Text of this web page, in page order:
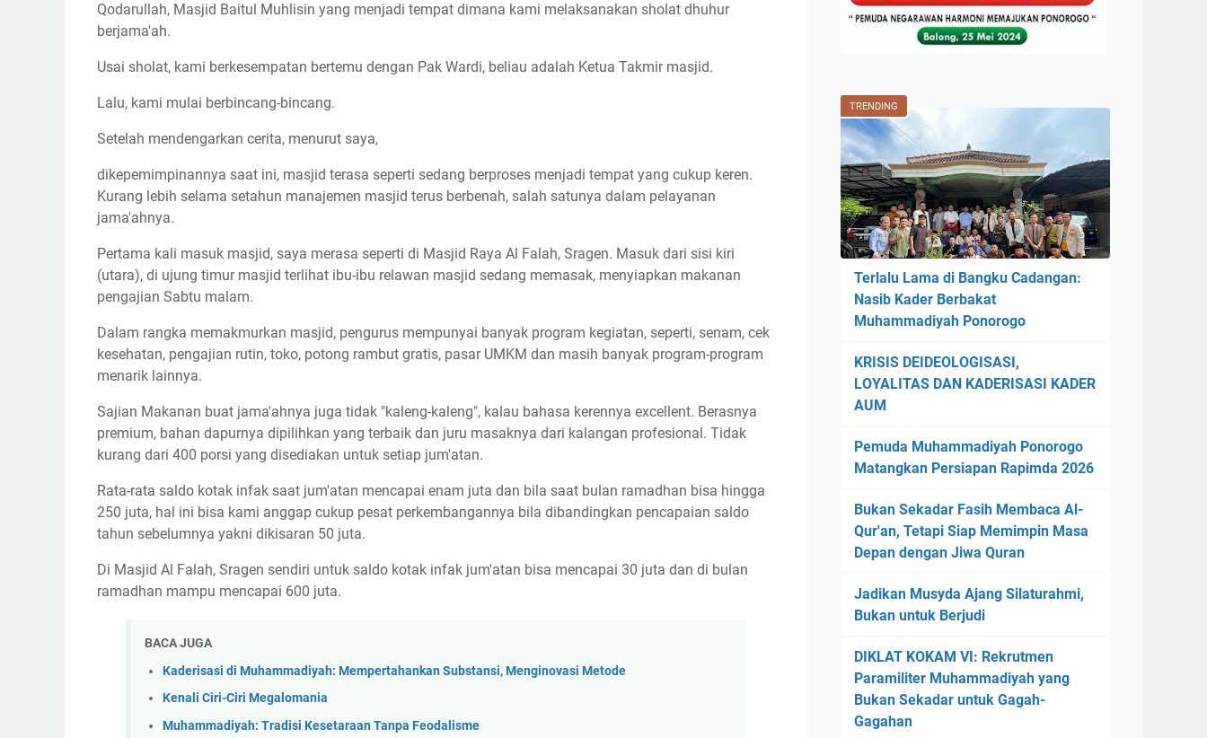
Qodarullah, Masjid Baitul Muhlisin yang menjadi tempat dimana kami melaksanakan sholat dhuhur
berjama'ah.
Usai sholat, kami berkesempatan bertemu dengan Pak Wardi, beliau adalah Ketua Takmir masjid.
Lalu, kami mulai berbincang-bincang.
Setelah mendengarkan cerita, menurut saya,
dikepemimpinannya saat ini, masjid terasa seperti sedang berproses menjadi tempat yang cukup keren.
Kurang lebih selama setahun manajemen masjid terus berbenah, salah satunya dalam pelayanan
jama'ahnya.
Pertama kali masuk masjid, saya merasa seperti di Masjid Raya Al Falah, Sragen. Masuk dari sisi kiri
(utara), di ujung timur masjid terlihat ibu-ibu relawan masjid sedang memasak, menyiapkan makanan
pengajian Sabtu malam.
Dalam rangka memakmurkan masjid, pengurus mempunyai banyak program kegiatan, seperti, senam, cek
kesehatan, pengajian rutin, toko, potong rambut gratis, pasar UMKM dan masih banyak program-program
menarik lainnya.
Sajian Makanan buat jama'ahnya juga tidak "kaleng-kaleng", kalau bahasa kerennya excellent. Berasnya
premium, bahan dapurnya dipilihkan yang terbaik dan juru masaknya dari kalangan profesional. Tidak
kurang dari 400 porsi yang disediakan untuk setiap jum'atan.
Rata-rata saldo kotak infak saat jum'atan mencapai enam juta dan bila saat bulan ramadhan bisa hingga
250 juta, hal ini bisa kami anggap cukup pesat perkembangannya bila dibandingkan pencapaian saldo
tahun sebelumnya yakni dikisaran 50 juta.
Di Masjid Al Falah, Sragen sendiri untuk saldo kotak infak jum'atan bisa mencapai 30 juta dan di bulan
ramadhan mampu mencapai 600 juta.
BACA JUGA
Kaderisasi di Muhammadiyah: Mempertahankan Substansi, Menginovasi Metode
Kenali Ciri-Ciri Megalomania
Muhammadiyah: Tradisi Kesetaraan Tanpa Feodalisme
TRENDING
Terlalu Lama di Bangku Cadangan:
Nasib Kader Berbakat
Muhammadiyah Ponorogo
KRISIS DEIDEOLOGISASI,
LOYALITAS DAN KADERISASI KADER
AUM
Pemuda Muhammadiyah Ponorogo
Matangkan Persiapan Rapimda 2026
Bukan Sekadar Fasih Membaca Al-
Qur'an, Tetapi Siap Memimpin Masa
Depan dengan Jiwa Quran
Jadikan Musyda Ajang Silaturahmi,
Bukan untuk Berjudi
DIKLAT KOKAM VI: Rekrutmen
Paramiliter Muhammadiyah yang
Bukan Sekadar untuk Gagah-
Gagahan